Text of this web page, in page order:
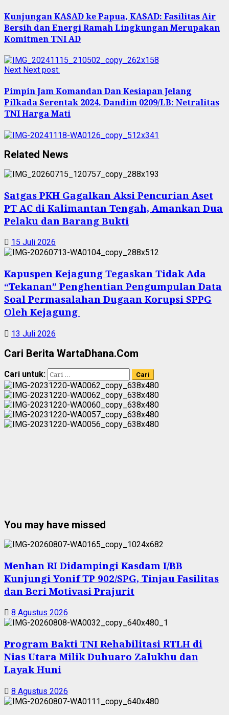
Kunjungan KASAD ke Papua, KASAD: Fasilitas Air
Bersih dan Energi Ramah Lingkungan Merupakan
Komitmen TNI AD
Next Next post:
Pimpin Jam Komandan Dan Kesiapan Jelang
Pilkada Serentak 2024, Dandim 0209/LB: Netralitas
TNI Harga Mati
Related News
Satgas PKH Gagalkan Aksi Pencurian Aset
PT AC di Kalimantan Tengah, Amankan Dua
Pelaku dan Barang Bukti
15 Juli 2026
Kapuspen Kejagung Tegaskan Tidak Ada
“Tekanan” Penghentian Pengumpulan Data
Soal Permasalahan Dugaan Korupsi SPPG
Oleh Kejagung
13 Juli 2026
Cari Berita WartaDhana.Com
Cari untuk:
You may have missed
Menhan RI Didampingi Kasdam I/BB
Kunjungi Yonif TP 902/SPG, Tinjau Fasilitas
dan Beri Motivasi Prajurit
8 Agustus 2026
Program Bakti TNI Rehabilitasi RTLH di
Nias Utara Milik Duhuaro Zalukhu dan
Layak Huni
8 Agustus 2026